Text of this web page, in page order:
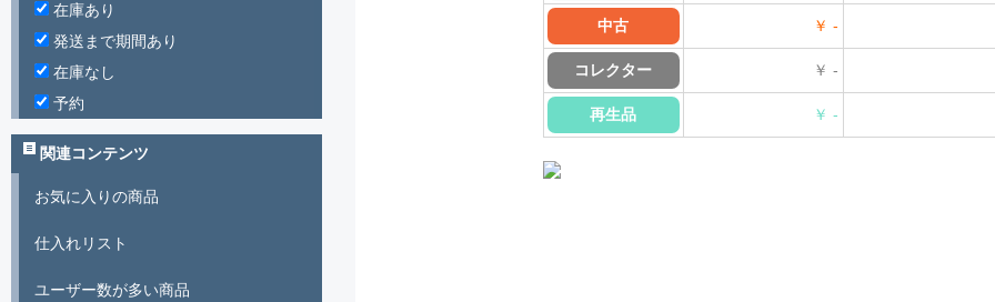
中古 ￥ -
コレクター ￥ -
再生品 ￥ -
在庫あり
発送まで期間あり
在庫なし
予約
関連コンテンツ
お気に入りの商品
仕入れリスト
ユーザー数が多い商品